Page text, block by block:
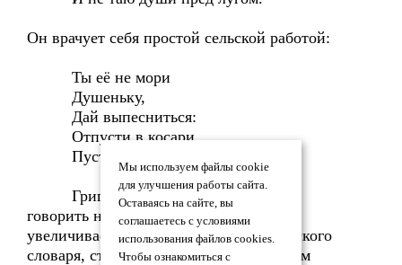
Он врачует себя простой сельской работой:
Ты её не мори
Душеньку,
Дай выпесниться:
Отпусти в косари
Пусть в прокосы выплеснется!
Григорьев, всё больше начинает
говорить на «языке отцов и дедов»,
увеличивает богатство своего поэтического
словаря, становится настоящим русским
Мы используем файлы cookie
для улучшения работы сайта.
Оставаясь на сайте, вы
соглашаетесь с условиями
использования файлов cookies.
Чтобы ознакомиться с